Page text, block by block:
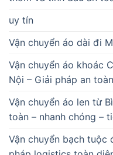
uy tín
Vận chuyển áo dài đi
Vận chuyển áo khoác
Nội – Giải pháp an toàn
Vận chuyển áo len từ
toàn – nhanh chóng –
Vận chuyển bạch tuộc